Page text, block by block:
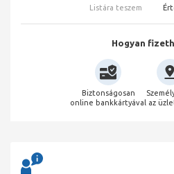
Listára teszem
Hogyan
Biztonságosan
online bankkártyával az